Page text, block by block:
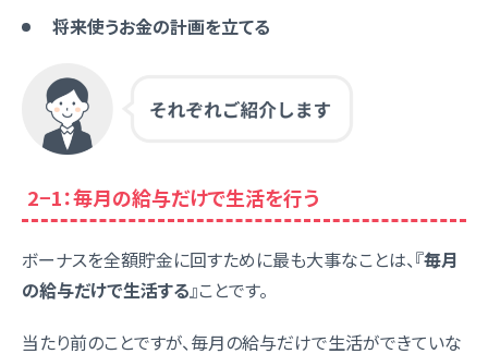
将来使うお金の計画を立てる
2−1：毎月の給与だけで生活を行う
ボーナスを全額貯金に回すために最も大事なことは、『毎月
の給与だけで生活する』ことです。
当たり前のことですが、毎月の給与だけで生活ができていな